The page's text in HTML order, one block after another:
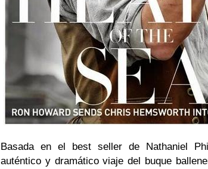
Basada en el best seller de Nathaniel
auténtico y dramático viaje del buque